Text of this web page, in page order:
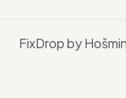
FixDrop by